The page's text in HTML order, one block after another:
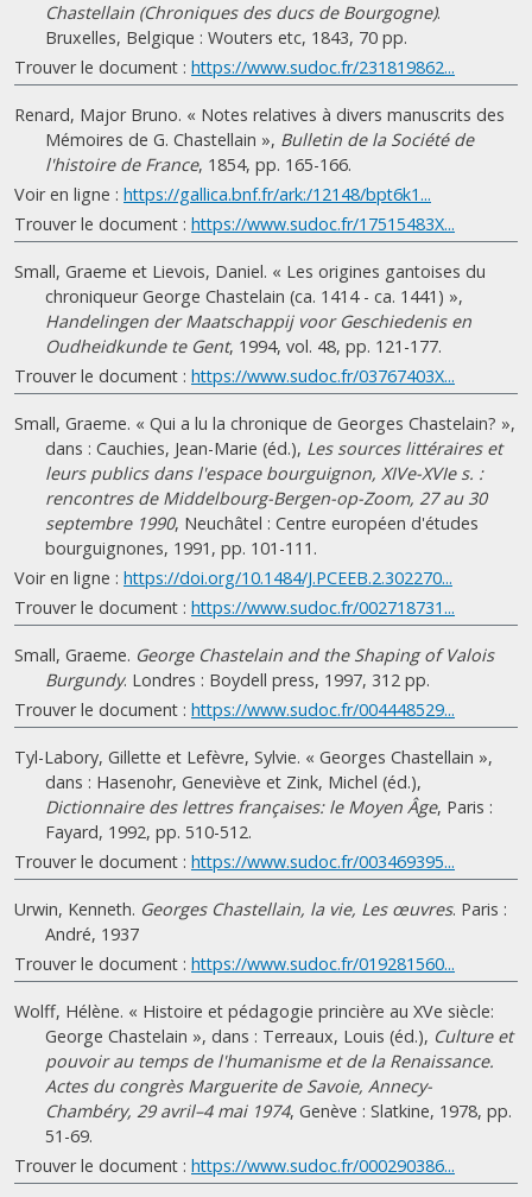
Chastellain (Chroniques des ducs de Bourgogne).
Bruxelles, Belgique : Wouters etc, 1843, 70 pp.
Trouver le document : https://www.sudoc.fr/231819862...
Renard, Major Bruno. « Notes relatives à divers manuscrits des
Mémoires de G. Chastellain », Bulletin de la Société de
l'histoire de France, 1854, pp. 165-166.
Voir en ligne : https://gallica.bnf.fr/ark:/12148/bpt6k1...
Trouver le document : https://www.sudoc.fr/17515483X...
Small, Graeme et Lievois, Daniel. « Les origines gantoises du
chroniqueur George Chastelain (ca. 1414 - ca. 1441) »,
Handelingen der Maatschappij voor Geschiedenis en
Oudheidkunde te Gent, 1994, vol. 48, pp. 121-177.
Trouver le document : https://www.sudoc.fr/03767403X...
Small, Graeme. « Qui a lu la chronique de Georges Chastelain? »,
dans : Cauchies, Jean-Marie (éd.), Les sources littéraires et
leurs publics dans l'espace bourguignon, XIVe-XVIe s. :
rencontres de Middelbourg-Bergen-op-Zoom, 27 au 30
septembre 1990, Neuchâtel : Centre européen d'études
bourguignones, 1991, pp. 101-111.
Voir en ligne : https://doi.org/10.1484/J.PCEEB.2.302270...
Trouver le document : https://www.sudoc.fr/002718731...
Small, Graeme. George Chastelain and the Shaping of Valois
Burgundy. Londres : Boydell press, 1997, 312 pp.
Trouver le document : https://www.sudoc.fr/004448529...
Tyl-Labory, Gillette et Lefèvre, Sylvie. « Georges Chastellain »,
dans : Hasenohr, Geneviève et Zink, Michel (éd.),
Dictionnaire des lettres françaises: le Moyen Âge, Paris :
Fayard, 1992, pp. 510-512.
Trouver le document : https://www.sudoc.fr/003469395...
Urwin, Kenneth. Georges Chastellain, la vie, Les œuvres. Paris :
André, 1937
Trouver le document : https://www.sudoc.fr/019281560...
Wolff, Hélène. « Histoire et pédagogie princière au XVe siècle:
George Chastelain », dans : Terreaux, Louis (éd.), Culture et
pouvoir au temps de l'humanisme et de la Renaissance.
Actes du congrès Marguerite de Savoie, Annecy-
Chambéry, 29 avril–4 mai 1974, Genève : Slatkine, 1978, pp.
51-69.
Trouver le document : https://www.sudoc.fr/000290386...